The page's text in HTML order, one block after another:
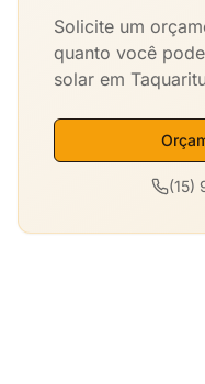
Solicite um
quanto você
solar em
(15)